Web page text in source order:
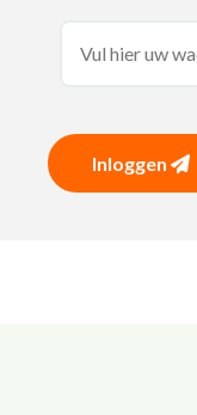
Inloggen